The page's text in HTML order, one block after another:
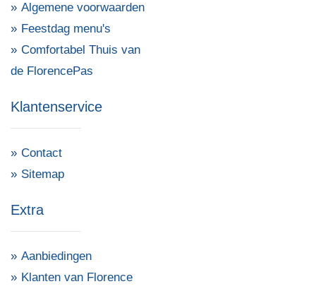
Algemene voorwaarden
Feestdag menu's
Comfortabel Thuis van
de FlorencePas
Klantenservice
Contact
Sitemap
Extra
Aanbiedingen
Klanten van Florence